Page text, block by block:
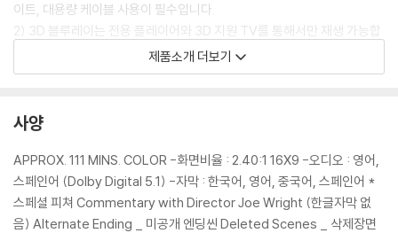
이트, 대용량 케이블 사용이 필수입니다.
2) 3D 블루레이는 전용 플레이어와 3D 지원 TV를 통해서만 재생 가능합
1) 제작/배송 과정에서 경미한 아웃케이스 주름, 모서리 눌림 및 갈라짐이
발생할 수 있습니다. 반품을 원하실 경우 미개봉 상태로 문의 부탁드립니
다.
2) 스틸북 케이스 제작 과정에서 기포 혹은 경미한 인쇄 오류가 발생할 수
있습니다.
3) 렌티큘러 스틸북의 경우, 보호필름이 붙어 판매되기도 합니다. 보호필
제품소개 더보기
사양
APPROX. 111 MINS. COLOR -화면비율 : 2.40:1 16X9 -오디오 : 영어,
스페인어 (Dolby Digital 5.1) -자막 : 한국어, 영어, 중국어, 스페인어 *
스페셜 피쳐 Commentary with Director Joe Wright (한글자막 없
음) Alternate Ending _ 미공개 엔딩씬 Deleted Scenes _ 삭제장면